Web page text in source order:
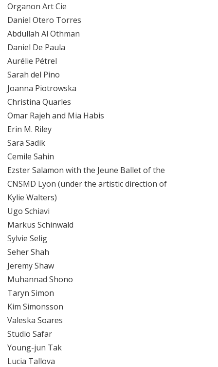
Organon Art Cie
Daniel Otero Torres
Abdullah Al Othman
Daniel De Paula
Aurélie Pétrel
Sarah del Pino
Joanna Piotrowska
Christina Quarles
Omar Rajeh and Mia Habis
Erin M. Riley
Sara Sadik
Cemile Sahin
Ezster Salamon with the Jeune Ballet of the
CNSMD Lyon (under the artistic direction of
Kylie Walters)
Ugo Schiavi
Markus Schinwald
Sylvie Selig
Seher Shah
Jeremy Shaw
Muhannad Shono
Taryn Simon
Kim Simonsson
Valeska Soares
Studio Safar
Young-jun Tak
Lucia Tallova